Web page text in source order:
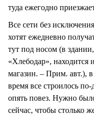
туда ежегодно
Все сети без
хотят ежедневно
тут под носом (в
«Хлебодар»,
магазин. – Прим. авт.),
время все строилось
опять повез. Нужно
сейчас, чтобы столько